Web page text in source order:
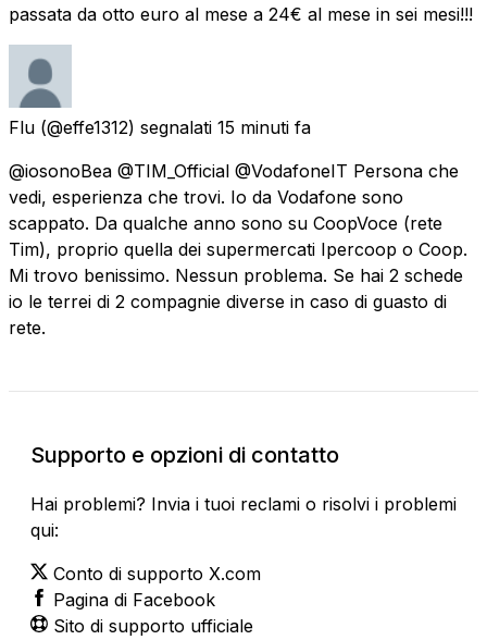
passata da otto euro al mese a 24€ al mese in sei mesi!!!
Flu (@effe1312) segnalati 15 minuti fa
@iosonoBea @TIM_Official @VodafoneIT Persona che
vedi, esperienza che trovi. Io da Vodafone sono
scappato. Da qualche anno sono su CoopVoce (rete
Tim), proprio quella dei supermercati Ipercoop o Coop.
Mi trovo benissimo. Nessun problema. Se hai 2 schede
io le terrei di 2 compagnie diverse in caso di guasto di
rete.
Supporto e opzioni di contatto
Hai problemi? Invia i tuoi reclami o risolvi i problemi
qui:
Conto di supporto X.com
Pagina di Facebook
Sito di supporto ufficiale